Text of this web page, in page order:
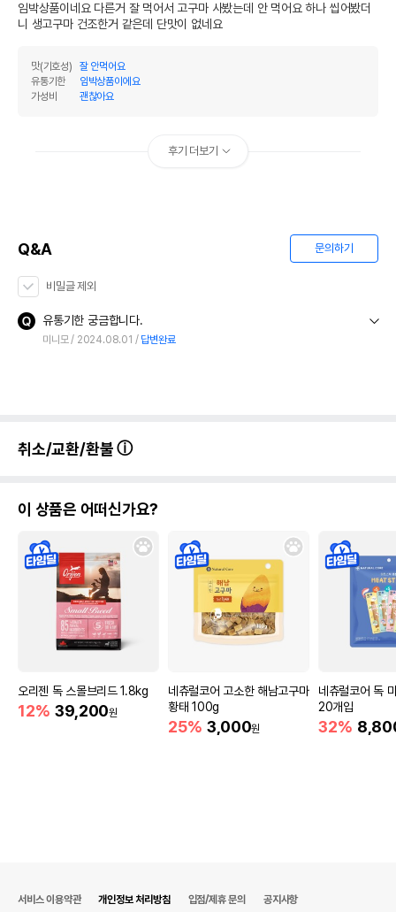
임박상품이네요 다른거 잘 먹어서 고구마 사봤는데 안 먹어요 하나 씹어봤더
니 생고구마 건조한거 같은데 단맛이 없네요
맛(기호성)
잘 안먹어요
유통기한
임박상품이에요
가성비
괜찮아요
후기 더보기
Q&A 문의하기
비밀글 제외
유통기한 궁금합니다.
미니모 2024.08.01 답변완료
취소/교환/환불
이 상품은 어떠신가요?
오리젠 독 스몰브리드 1.8kg
12% 39,200원
네츄럴코어 고소한 해남고구마
황태 100g
25% 3,000원
네츄럴코어 독
20개입
32%
서비스 이용약관 개인정보 처리방침 입점/제휴 문의 공지사항